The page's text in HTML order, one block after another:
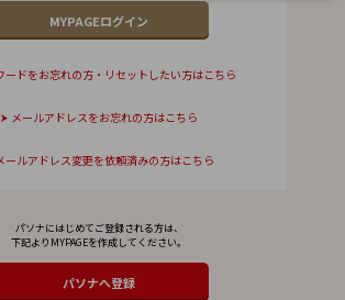
ードをお忘れの方・リセットしたい方はこちら
メールアドレスをお忘れの方はこちら
ールアドレス変更を依頼済みの方はこちら
パソナにはじめてご登録される方は、
下記よりMYPAGEを作成してください。